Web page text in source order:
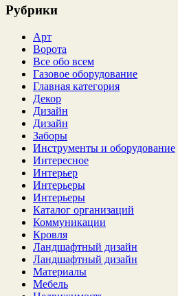
Рубрики
Арт
Ворота
Все обо всем
Газовое оборудование
Главная категория
Декор
Дизайн
Дизайн
Заборы
Инструменты и оборудование
Интересное
Интерьер
Интерьеры
Интерьеры
Каталог организаций
Коммуникации
Кровля
Ландшафтный дизайн
Ландшафтный дизайн
Материалы
Мебель